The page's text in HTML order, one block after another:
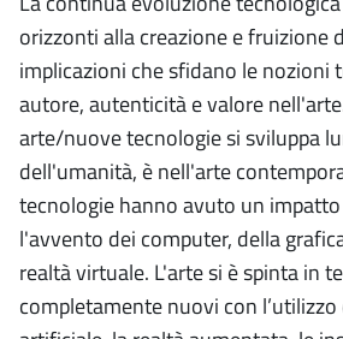
orizzonti alla creazione e fruizione
implicazioni che sfidano le nozioni
autore, autenticità e valore
arte/nuove tecnologie si sviluppa
dell'umanità, è nell'arte
tecnologie hanno avuto un
l'avvento dei computer, della
realtà virtuale. L'arte si è spinta in
completamente nuovi con